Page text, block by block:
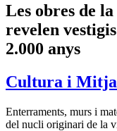
Les obres de
revelen
2.000 anys
Cultura i
Enterraments, murs i
del nucli originari de la